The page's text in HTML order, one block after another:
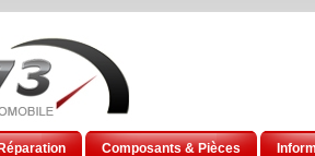
Composants & Pièces